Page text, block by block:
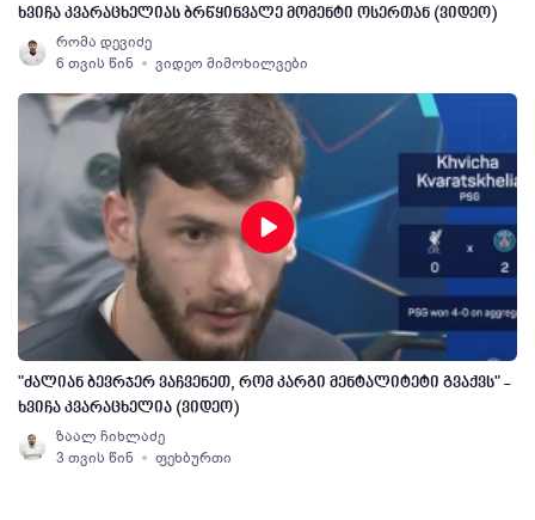
ხვიჩა კვარაცხელიას ბრწყინვალე მომენტი ოსერთან (ვიდეო)
რომა დევიძე
6 თვის წინ
ვიდეო მიმოხილვები
"ძალიან ბევრჯერ ვაჩვენეთ, რომ კარგი მენტალიტეტი გვაქვს" -
ხვიჩა კვარაცხელია (ვიდეო)
ზაალ ჩიხლაძე
3 თვის წინ
ფეხბურთი